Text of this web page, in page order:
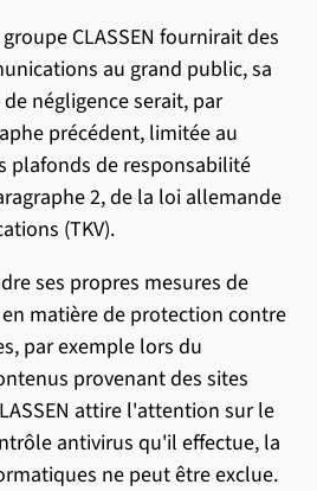
CLASSEN fournirait des
au grand public, sa
négligence serait, par
précédent, limitée au
plafonds de responsabilité
2, de la loi allemande
(TKV).
ses propres mesures de
matière de protection contre
par exemple lors du
provenant des sites
attire l'attention sur le
antivirus qu'il effectue, la
ne peut être exclue.